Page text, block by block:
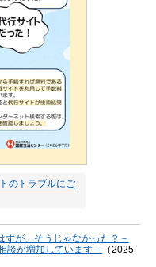
のトラブルにご
ずが、そうじゃなかった？－
談が増加しています－
（2025